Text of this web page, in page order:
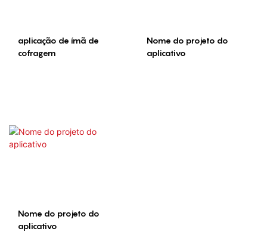
aplicação de ímã de
cofragem
Nome do projeto do
aplicativo
Nome do projeto do
aplicativo